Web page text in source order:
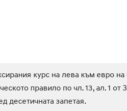
курс на лева към евро
правило по чл. 13, ал. 1
десетичната запетая.